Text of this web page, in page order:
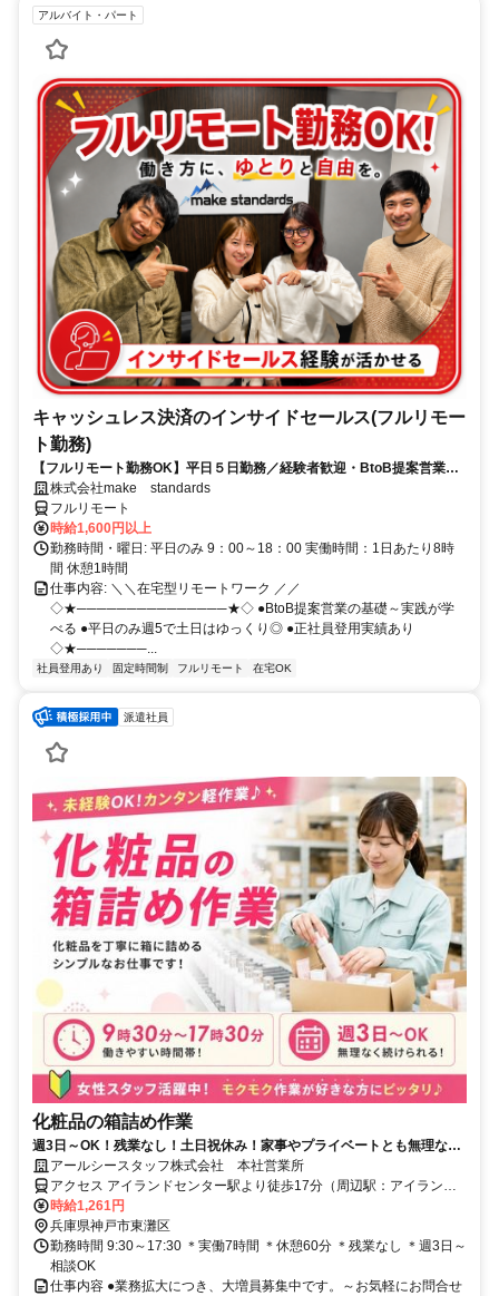
アルバイト・パート
キャッシュレス決済のインサイドセールス(フルリモー
ト勤務)
【フルリモート勤務OK】平日５日勤務／経験者歓迎・BtoB提案営業で
スキルアップ
株式会社make standards
フルリモート
時給1,600円以上
勤務時間・曜日: 平日のみ 9：00～18：00 実働時間：1日あたり8時
間 休憩1時間
仕事内容: ＼＼在宅型リモートワーク ／／
◇★───────────────★◇ ●BtoB提案営業の基礎～実践が学
べる ●平日のみ週5で土日はゆっくり◎ ●正社員登用実績あり
◇★───────...
社員登用あり 固定時間制 フルリモート 在宅OK
派遣社員
化粧品の箱詰め作業
週3日～OK！残業なし！土日祝休み！家事やプライベートとも無理なく
両立できる♪未経験歓迎のシンプル作業◎
アールシースタッフ株式会社 本社営業所
アクセス アイランドセンター駅より徒歩17分（周辺駅：アイランド
北口駅・マリンパーク駅・南魚崎駅）
時給1,261円
兵庫県神戸市東灘区
勤務時間 9:30～17:30 ＊実働7時間 ＊休憩60分 ＊残業なし ＊週3日～
相談OK
仕事内容 ●業務拡大につき、大増員募集中です。～お気軽にお問合せ